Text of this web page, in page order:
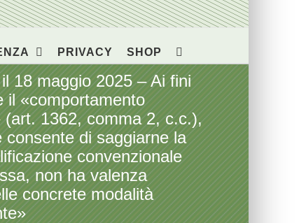
PRIVACY SHOP
18 maggio 2025 – Ai fini
il «comportamento
1362, comma 2, c.c.),
di saggiarne la
convenzionale
non ha valenza
concrete modalità
scorrevole